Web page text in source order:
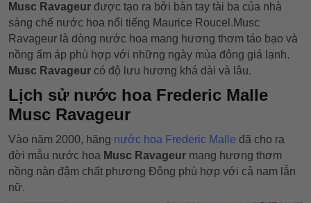
Musc Ravageur được tạo ra bởi bàn tay tài ba của nhà
sáng chế nước hoa nổi tiếng Maurice Roucel.Musc
Ravageur là dòng nước hoa mang hương thơm táo bạo và
nồng ấm áp phù hợp với những ngày mùa đông giá lạnh.
Musc Ravageur có độ lưu hương khá dài và lâu.
Lịch sử nước hoa Frederic Malle
Musc Ravageur
Vào năm 2000, hãng nước hoa Frederic Malle đã cho ra
đời mẫu nước hoa Musc Ravageur mang hương thơm
nồng nàn đậm chất phương Đông phù hợp với cả nam lẫn
nữ.